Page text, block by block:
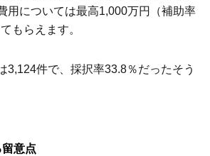
用については最高1,000万円（補助率
もらえます。
3,124件で、採択率33.8％だったそう
意点